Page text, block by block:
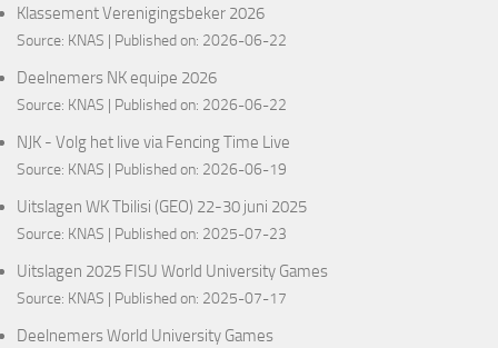
Klassement Verenigingsbeker 2026
Source: KNAS Published on: 2026-06-22
Deelnemers NK equipe 2026
Source: KNAS Published on: 2026-06-22
NJK - Volg het live via Fencing Time Live
Source: KNAS Published on: 2026-06-19
Uitslagen WK Tbilisi (GEO) 22-30 juni 2025
Source: KNAS Published on: 2025-07-23
Uitslagen 2025 FISU World University Games
Source: KNAS Published on: 2025-07-17
Deelnemers World University Games